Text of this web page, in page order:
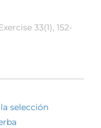
33(1), 152-
selección